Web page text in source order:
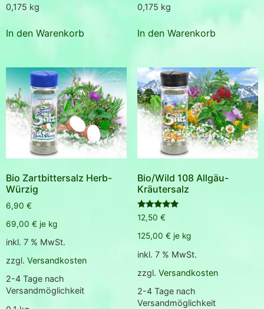
0,175 kg
In den Warenkorb
0,175 kg
In den Warenkorb
Bio Zartbittersalz Herb-
Würzig
6,90 €
69,00 € je kg
inkl. 7 % MwSt.
zzgl. Versandkosten
2-4 Tage nach
Versandmöglichkeit
Bio/Wild 108 Allgäu-
Kräutersalz
Bewertet
mit
von 5
12,50 €
125,00 € je kg
inkl. 7 % MwSt.
zzgl. Versandkosten
2-4 Tage nach
Versandmöglichkeit